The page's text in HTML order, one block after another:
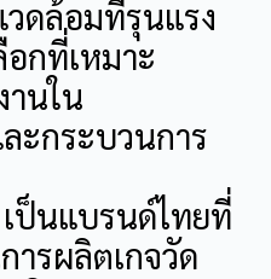
ดล้อมที่รุนแรง
กที่เหมาะ
านใน
ะกระบวนการ
เป็นแบรนด์ไทยที่
ารผลิตเกจวัด